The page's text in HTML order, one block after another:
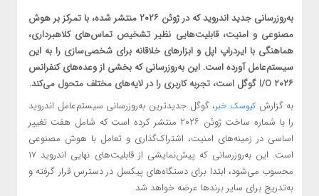
به‌روزرسانی جدید اندروید که در ژوئن ۲۰۲۶ منتشر شده، با تمرکز بر هوش
مصنوعی و امنیت، قابلیت‌هایی نظیر تشخیص تماس‌های کلاهبرداری،
هماهنگی با ایردراپ اپل و ابزارهای خلاقانه برای شخصی‌سازی را به این
سیستم‌عامل آورده است. این به‌روزرسانی که بخشی از وعده‌های کنفرانس
I/O ۲۰۲۶ گوگل است، تجربه کاربری را در لایه‌های مختلف متحول می‌کند.
به گزارشکیوسک خبر، گوگل جدیدترین به‌روزرسانی سیستم‌عامل اندروید
را با شماره ساخت ژوئن ۲۰۲۶ منتشر کرده است که شامل هفت تغییر
اساسی در زمینه‌های امنیت، اشتراک‌گذاری و تعامل با هوش مصنوعی
است. این به‌روزرسانی که پیش‌نمایشی از قابلیت‌های نهایی اندروید ۱۷
محسوب می‌شود، ابتدا برای دستگاه‌های پیکسل در دسترس قرار گرفته و
به‌تدریج برای سایر برندها عرضه خواهد شد.